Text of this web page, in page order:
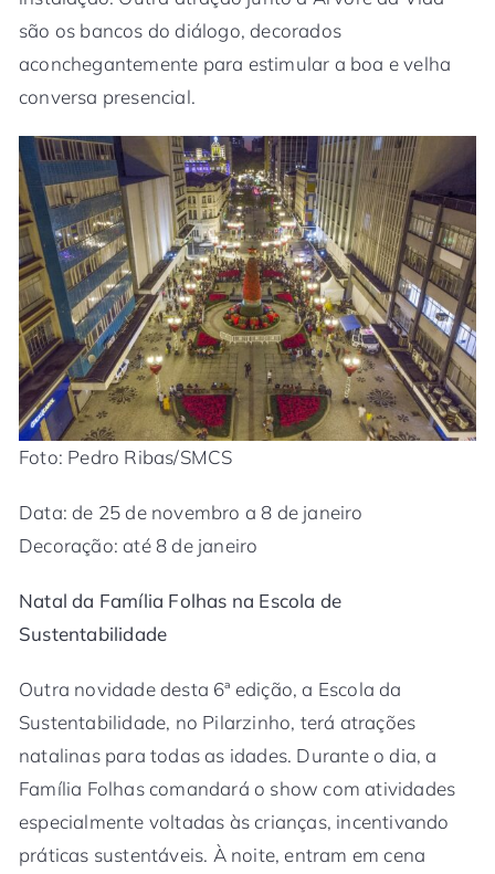
são os bancos do diálogo, decorados
aconchegantemente para estimular a boa e velha
conversa presencial.
Foto: Pedro Ribas/SMCS
Data: de 25 de novembro a 8 de janeiro
Decoração: até 8 de janeiro
Natal da Família Folhas na Escola de
Sustentabilidade
Outra novidade desta 6ª edição, a Escola da
Sustentabilidade, no Pilarzinho, terá atrações
natalinas para todas as idades. Durante o dia, a
Família Folhas comandará o show com atividades
especialmente voltadas às crianças, incentivando
práticas sustentáveis. À noite, entram em cena